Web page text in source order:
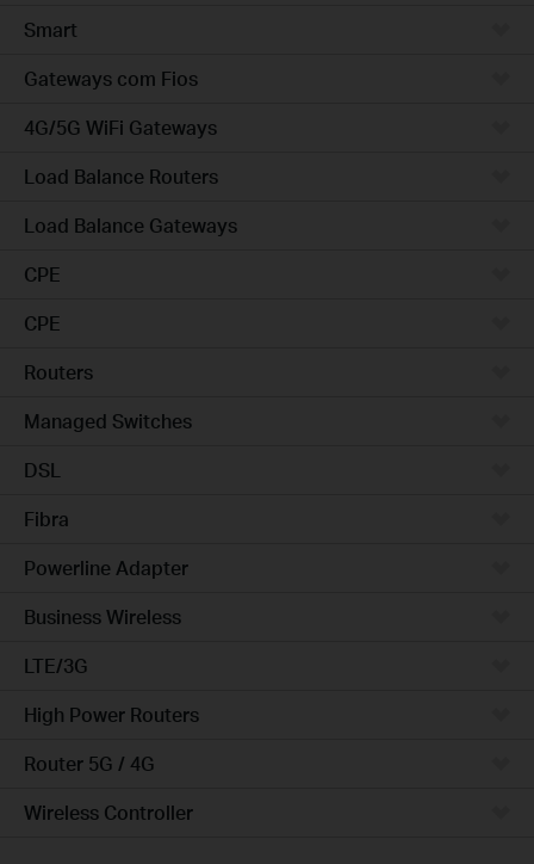
Smart
Gateways com Fios
4G/5G WiFi Gateways
Load Balance Routers
Load Balance Gateways
CPE
CPE
Routers
Managed Switches
DSL
Fibra
Powerline Adapter
Business Wireless
LTE/3G
High Power Routers
Router 5G / 4G
Wireless Controller